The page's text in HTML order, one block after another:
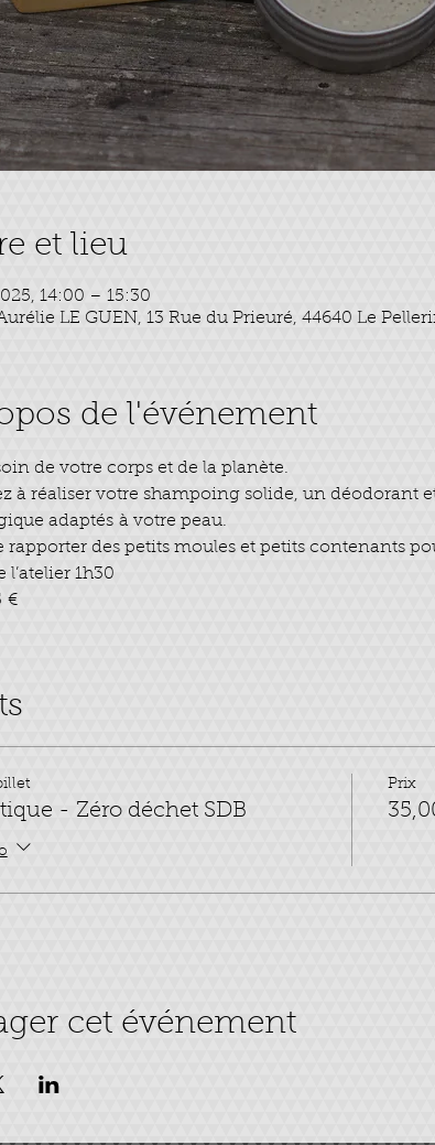
et lieu
14:00 – 15:30
LE GUEN, 13 Rue du Prieuré, 44640 Le
de l'événement
de votre corps et de la planète.
à réaliser votre shampoing solide, un déodorant
adaptés à votre peau.
rapporter des petits moules et petits contenants
l’atelier 1h30
€
- Zéro déchet SDB
Prix
cet événement